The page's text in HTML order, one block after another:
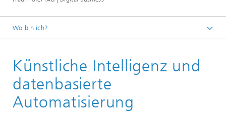
Wo bin ich?
Leistungen
Künstliche Intelligenz und
datenbasierte
Automatisierung